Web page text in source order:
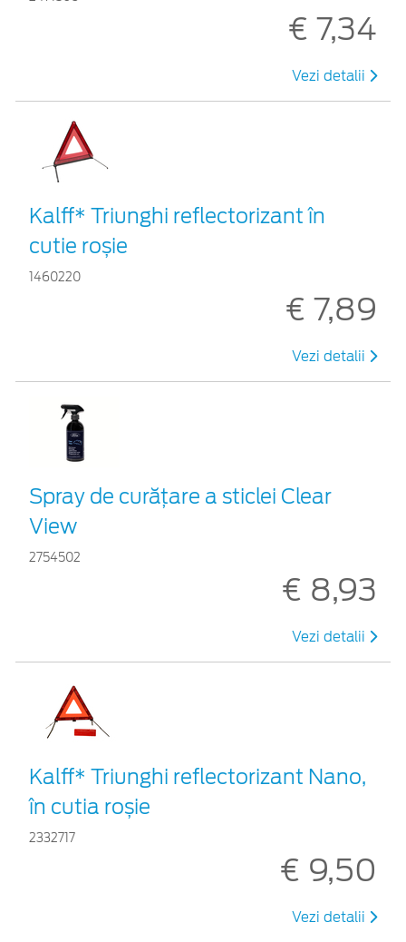
€ 7,34
Vezi detalii
Kalff* Triunghi reflectorizant în
cutie roșie
1460220
€ 7,89
Vezi detalii
Spray de curățare a sticlei Clear
View
2754502
€ 8,93
Vezi detalii
Kalff* Triunghi reflectorizant Nano,
în cutia roșie
2332717
€ 9,50
Vezi detalii